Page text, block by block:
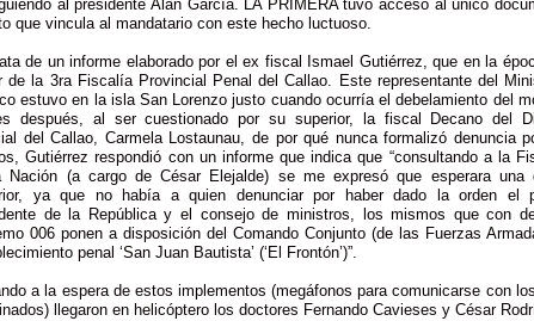
al presidente Alan García. LA PRIMERA tuvo acceso al único
que vincula al mandatario con este hecho luctuoso.
de un informe elaborado por el ex fiscal Ismael Gutiérrez, que en la
de la 3ra Fiscalía Provincial Penal del Callao. Este representante del
estuvo en la isla San Lorenzo justo cuando ocurría el debelamiento del
después, al ser cuestionado por su superior, la fiscal Decano del
del Callao, Carmela Lostaunau, de por qué nunca formalizó denuncia
Gutiérrez respondió con un informe que indica que “consultando a la
Nación (a cargo de César Elejalde) se me expresó que esperara una
ya que no había a quien denunciar por haber dado la orden el
de la República y el consejo de ministros, los mismos que con
006 ponen a disposición del Comando Conjunto (de las Fuerzas
penal ‘San Juan Bautista’ (‘El Frontón’)”.
a la espera de estos implementos (megáfonos para comunicarse con
llegaron en helicóptero los doctores Fernando Cavieses y César